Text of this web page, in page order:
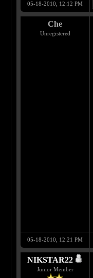
05-18-2010, 12:12 PM
Che
Unregistered
05-18-2010, 12:21 PM
NIKSTAR22
Junior Member